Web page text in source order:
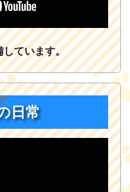
しています。
日常